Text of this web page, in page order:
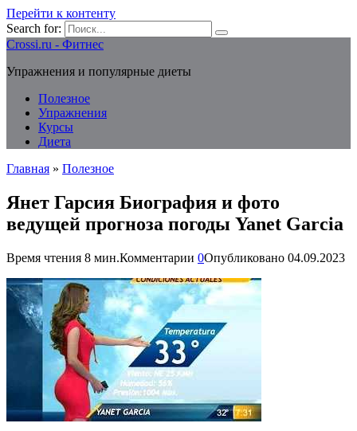
Перейти к контенту
Search for:
Crossi.ru - Фитнес
Упражнения и популярные диеты
Полезное
Упражнения
Курсы
Диета
Главная » Полезное
Янет Гарсия Биография и фото
ведущей прогноза погоды Yanet Garcia
Время чтения 8 мин.Комментарии 0Опубликовано 04.09.2023